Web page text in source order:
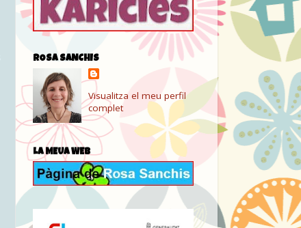
ROSA SANCHIS
Visualitza el meu perfil
complet
LA MEUA WEB